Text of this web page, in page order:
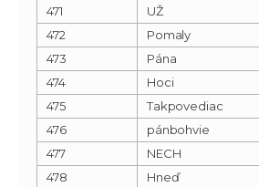
471
UŽ
472
Pomaly
473
Pána
474
Hoci
475
Takpovediac
476
pánbohvie
477
NECH
478
Hneď